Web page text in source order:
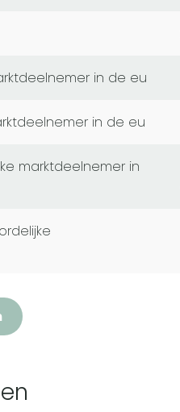
in de eu
in de eu